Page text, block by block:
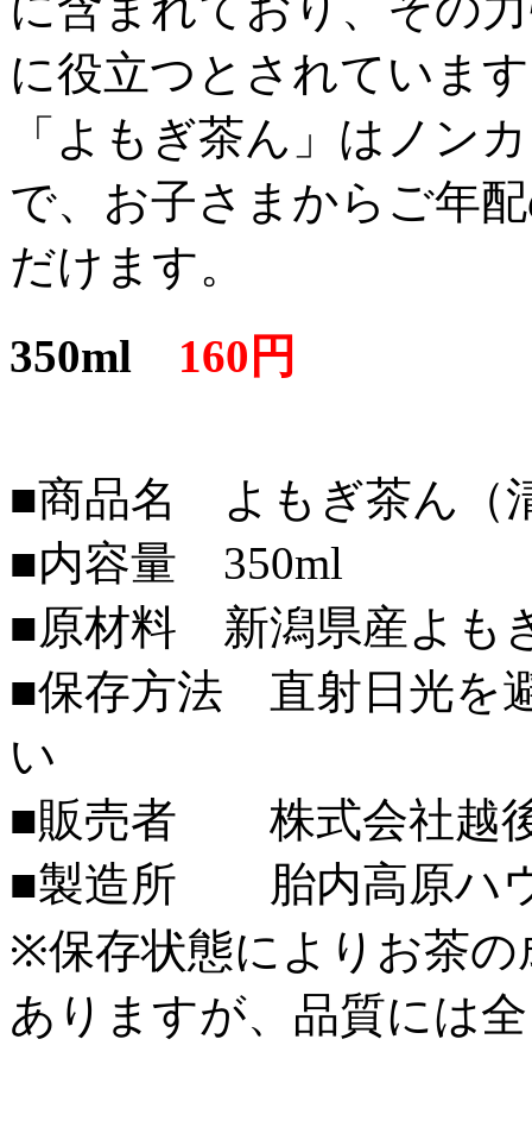
に役立つとされていま
「よもぎ茶ん」はノン
で、お子さまからご年
だけます。
350ml 160円
■商品名 よもぎ茶ん（
■内容量 350ml
■原材料 新潟県産よも
■保存方法 直射日光を
い
■販売者 株式会社越
■製造所 胎内高原ハ
※保存状態によりお茶
ありますが、品質には